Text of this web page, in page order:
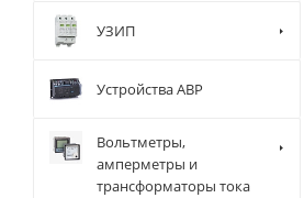
УЗИП
Устройства АВР
Вольтметры,
амперметры и
трансформаторы тока